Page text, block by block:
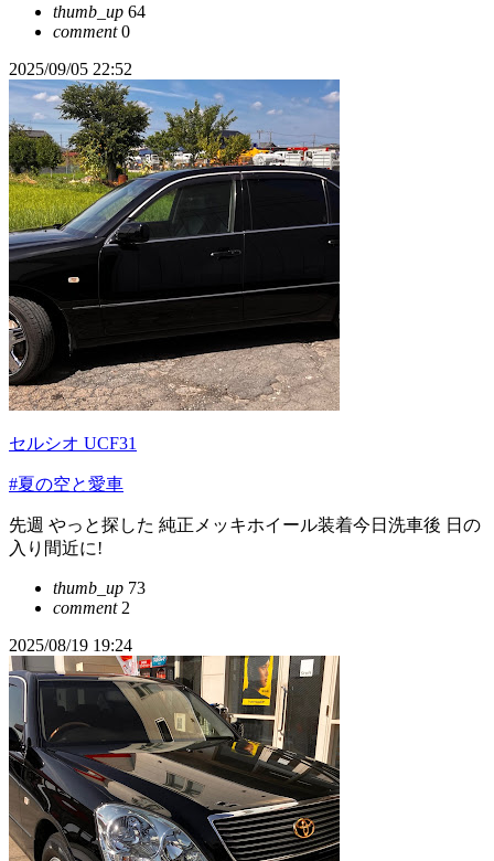
thumb_up 64
comment0
2025/09/05 22:52
セルシオ UCF31
#夏の空と愛車
先週 やっと探した 純正メッキホイール装着今日洗車後 日の
入り間近に!
thumb_up 73
comment2
2025/08/19 19:24